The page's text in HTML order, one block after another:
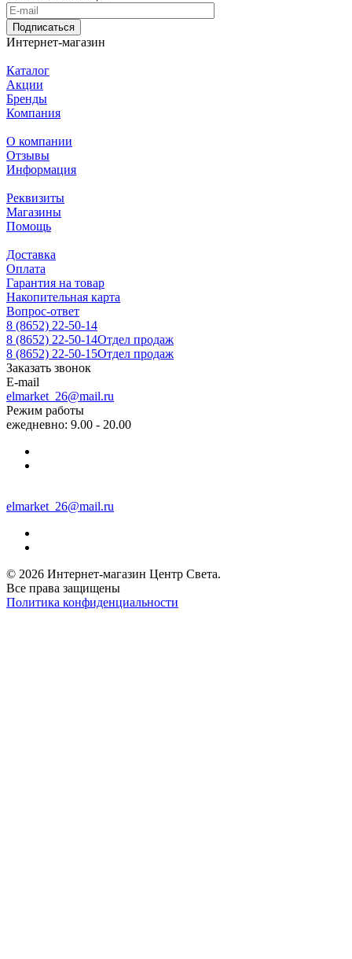
Подписаться
Интернет-магазин
Каталог
Акции
Бренды
Компания
О компании
Отзывы
Информация
Реквизиты
Магазины
Помощь
Доставка
Оплата
Гарантия на товар
Накопительная карта
Вопрос-ответ
8 (8652) 22-50-14
8 (8652) 22-50-14Отдел продаж
8 (8652) 22-50-15Отдел продаж
Заказать звонок
E-mail
elmarket_26@mail.ru
Режим работы
ежедневно: 9.00 - 20.00
elmarket_26@mail.ru
© 2026 Интернет-магазин Центр Света.
Все права защищены
Политика конфиденциальности